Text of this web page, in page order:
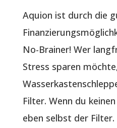
Aquion ist durch die
No-Brainer! Wer
Stress sparen
Filter. Wenn du
eben selbst der